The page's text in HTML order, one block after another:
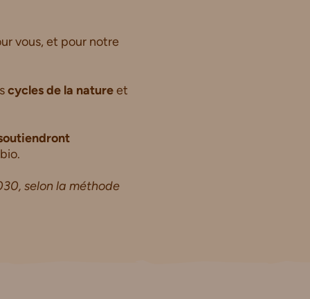
vous, et pour notre
cycles de la natureet
selon la méthode